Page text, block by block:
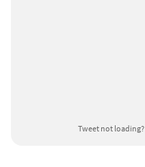
Tweet not loading?